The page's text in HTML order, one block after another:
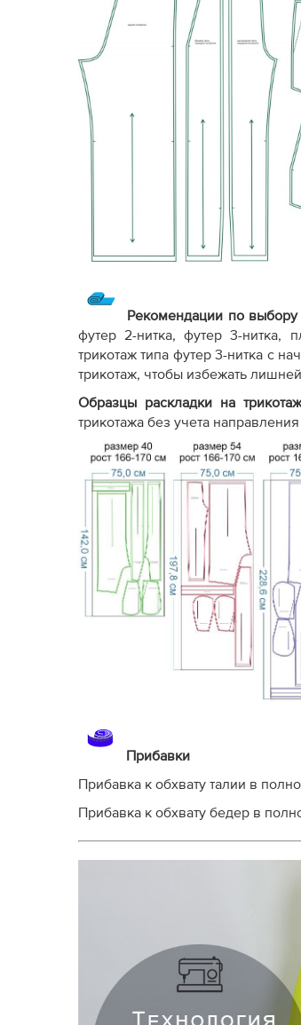
Рекомендации по выбору
футер 2-нитка, футер 3-нитка,
трикотаж типа футер 3-нитка с
трикотаж, чтобы избежать
Образцы раскладки на
трикотажа без учета
Прибавки
Прибавка к обхвату талии в
Прибавка к обхвату бедер в